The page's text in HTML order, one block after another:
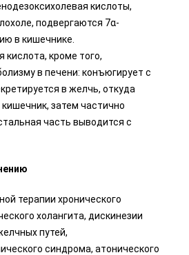
кислоты,
подвергаются 7α-
в кишечнике.
кислота, кроме того,
в печени: конъюгирует с
в желчь, откуда
затем частично
часть выводится с
терапии хронического
холангита, дискинезии
путей,
синдрома, атонического